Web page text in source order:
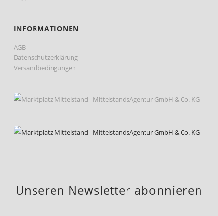
INFORMATIONEN
AGB
Datenschutzerklärung
Versandbedingungen
Unseren Newsletter abonnieren